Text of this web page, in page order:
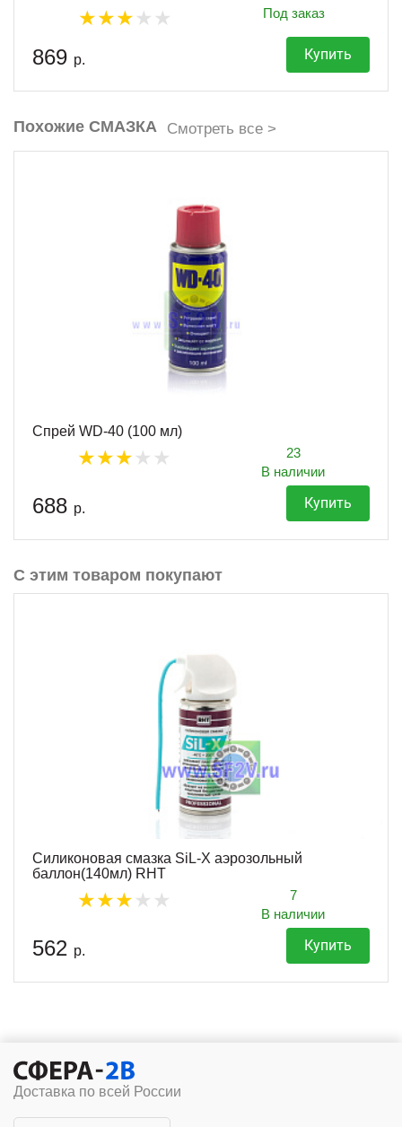
Под заказ
869 р. Купить
Похожие СМАЗКА Смотреть все >
Спрей WD-40 (100 мл)
23
В наличии
688 р. Купить
С этим товаром покупают
Силиконовая смазка SiL-X аэрозольный
баллон(140мл) RHT
7
В наличии
562 р. Купить
Доставка по всей России